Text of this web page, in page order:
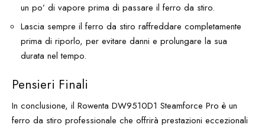
un po’ di vapore prima di passare il ferro da stiro.
Lascia sempre il ferro da stiro raffreddare completamente
prima di riporlo, per evitare danni e prolungare la sua
durata nel tempo.
Pensieri Finali
In conclusione, il Rowenta DW9510D1 Steamforce Pro è un
ferro da stiro professionale che offrirà prestazioni eccezionali